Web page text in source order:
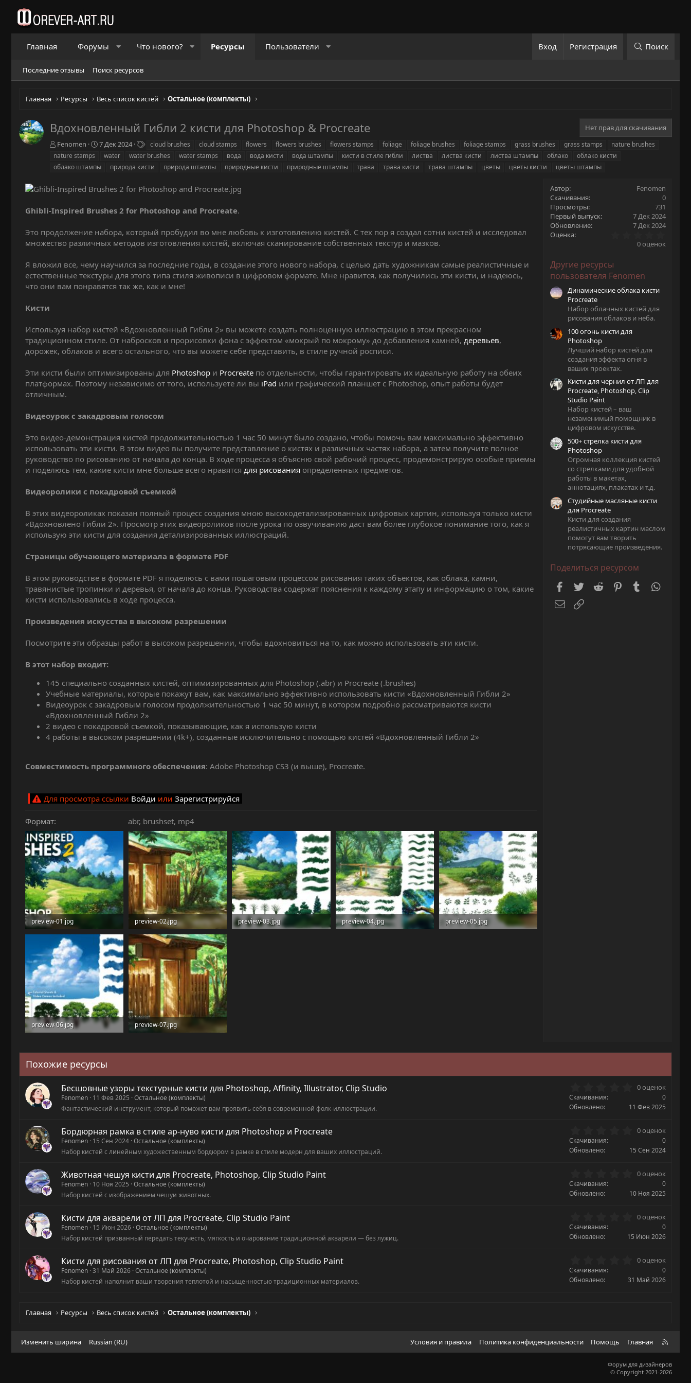
Главная Форумы Что нового? Ресурсы Пользователи Вход Регистрация Поиск
Последние отзывы Поиск ресурсов
Главная Ресурсы Весь список кистей Остальное (комплекты)
Вдохновленный Гибли 2 кисти для Photoshop & Procreate
Нет прав для скачивания
А
в
т
о
Fenomen
Д
а
о
д
и
я
7 Дек 2024
е
и
cloud brushes cloud stamps flowers flowers brushes flowers stamps foliage foliage brushes foliage stamps grass brushes grass stamps
nature brushes
nature stamps
water water brushes water stamps вода вода кисти вода штампы кисти в стиле гибли листва листва кисти листва штампы облако
облако кисти
облако штампы
природа кисти природа штампы природные кисти природные штампы трава трава кисти трава штампы цветы цветы кисти цветы штампы
Ghibli-Inspired Brushes 2 for Photoshop and Procreate.
Это продолжение набора, который пробудил во мне любовь к изготовлению кистей. С тех пор я создал сотни кистей и исследовал
множество различных методов изготовления кистей, включая сканирование собственных текстур и мазков.
Я вложил все, чему научился за последние годы, в создание этого нового набора, с целью дать художникам самые реалистичные и
естественные текстуры для этого типа стиля живописи в цифровом формате. Мне нравится, как получились эти кисти, и надеюсь,
что они вам понравятся так же, как и мне!
Кисти
Используя набор кистей «Вдохновленный Гибли 2» вы можете создать полноценную иллюстрацию в этом прекрасном
традиционном стиле. От набросков и прорисовки фона с эффектом «мокрый по мокрому» до добавления камней, деревьев,
дорожек, облаков и всего остального, что вы можете себе представить, в стиле ручной росписи.
Эти кисти были оптимизированы для Photoshop и Procreate по отдельности, чтобы гарантировать их идеальную работу на обеих
платформах. Поэтому независимо от того, используете ли вы iPad или графический планшет с Photoshop, опыт работы будет
отличным.
Видеоурок с закадровым голосом
Это видео-демонстрация кистей продолжительностью 1 час 50 минут было создано, чтобы помочь вам максимально эффективно
использовать эти кисти. В этом видео вы получите представление о кистях и различных частях набора, а затем получите полное
руководство по рисованию от начала до конца. В ходе процесса я объясню свой рабочий процесс, продемонстрирую особые приемы
и поделюсь тем, какие кисти мне больше всего нравятся для рисования определенных предметов.
Видеоролики с покадровой съемкой
В этих видеороликах показан полный процесс создания мною высокодетализированных цифровых картин, используя только кисти
«Вдохновлено Гибли 2». Просмотр этих видеороликов после урока по озвучиванию даст вам более глубокое понимание того, как я
использую эти кисти для создания детализированных иллюстраций.
Страницы обучающего материала в формате PDF
В этом руководстве в формате PDF я поделюсь с вами пошаговым процессом рисования таких объектов, как облака, камни,
травянистые тропинки и деревья, от начала до конца. Руководства содержат пояснения к каждому этапу и информацию о том, какие
кисти использовались в ходе процесса.
Произведения искусства в высоком разрешении
Посмотрите эти образцы работ в высоком разрешении, чтобы вдохновиться на то, как можно использовать эти кисти.
В этот набор входит:
145 специально созданных кистей, оптимизированных для Photoshop (.abr) и Procreate (.brushes)
Учебные материалы, которые покажут вам, как максимально эффективно использовать кисти «Вдохновленный Гибли 2»
Видеоурок с закадровым голосом продолжительностью 1 час 50 минут, в котором подробно рассматриваются кисти
«Вдохновленный Гибли 2»
2 видео с покадровой съемкой, показывающие, как я использую кисти
4 работы в высоком разрешении (4k+), созданные исключительно с помощью кистей «Вдохновленный Гибли 2»
Совместимость программного обеспечения: Adobe Photoshop CS3 (и выше), Procreate.
Для просмотра ссылки Войди или Зарегистрируйся
Формат abr brushset mp4
preview-01.jpg
584.9 KB · Просмотры: 11
preview-02.jpg
737.5 KB · Просмотры: 17
preview-03.jpg
preview-04.jpg
preview-05.jpg
preview-06.jpg
preview-07.jpg
Автор
Fenomen
Скачивания
0
Просмотры
731
Первый выпуск
7 Дек 2024
Обновление
7 Дек 2024
Оценка
0
0 оценок
Другие ресурсы
пользователя Fenomen
Динамические облака кисти
Procreate
Набор облачных кистей для
рисования облаков и неба.
100 огонь кисти для
Photoshop
Лучший набор кистей для
создания эффекта огня в
ваших проектах.
Кисти для чернил от ЛП для
Procreate, Photoshop, Clip
Studio Paint
Набор кистей – ваш
незаменимый помощник в
цифровом искусстве.
500+ стрелка кисти для
Photoshop
Огромная коллекция кистей
со стрелками для удобной
работы в макетах,
аннотациях, плакатах и т.д.
Студийные масляные кисти
для Procreate
Кисти для создания
реалистичных картин маслом
помогут вам творить
потрясающие произведения.
Поделиться ресурсом
Facebook
Twitter Reddit PinterestTumblr
Электронная почта
Похожие ресурсы
Бесшовные узоры текстурные кисти для Photoshop, Affinity, Illustrator, Clip Studio
Fenomen 11 Фев 2025 Остальное (комплекты)
Фантастический инструмент, который поможет вам проявить себя в современной фолк-иллюстрации.
0
0
в
з
0 оценок
Скачивания
0
Обновлено
11 Фев 2025
Бордюрная рамка в стиле ар-нуво кисти для Photoshop и Procreate
Fenomen 15 Сен 2024 Остальное (комплекты)
Набор кистей с линейным художественным бордюром в рамке в стиле модерн для ваших иллюстраций.
0
0
в
з
0 оценок
Скачивания
0
Обновлено
15 Сен 2024
Животная чешуя кисти для Procreate, Photoshop, Clip Studio Paint
Fenomen 10 Ноя 2025 Остальное (комплекты)
Набор кистей с изображением чешуи животных.
0
0
в
з
0 оценок
Скачивания
0
Обновлено
10 Ноя 2025
Кисти для акварели от ЛП для Procreate, Clip Studio Paint
Fenomen 15 Июн 2026 Остальное (комплекты)
Набор кистей призванный передать текучесть, мягкость и очарование традиционной акварели — без лужиц.
0
0
в
з
0 оценок
Скачивания
0
Обновлено
15 Июн 2026
Кисти для рисования от ЛП для Procreate, Photoshop, Clip Studio Paint
Fenomen 31 Май 2026 Остальное (комплекты)
Набор кистей наполнит ваши творения теплотой и насыщенностью традиционных материалов.
0
0
0 оценок
Скачивания
0
Обновлено
31 Май 2026
Главная Ресурсы Весь список кистей Остальное (комплекты)
Изменить ширина Russian (RU) Условия и правила Политика конфиденциальности Помощь Главная
R
S
Форум для дизайнеров
© Copyright 2021-2026